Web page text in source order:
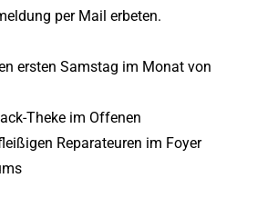
per Mail erbeten.
ersten Samstag im Monat von
Theke im Offenen
Reparateuren im Foyer